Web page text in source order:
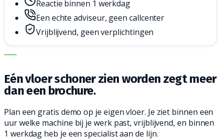
Reactie binnen 1 werkdag
Een echte adviseur, geen callcenter
Vrijblijvend, geen verplichtingen
DE JUISTE MACHINE. DE BESTE SERVICE.
Eén vloer schoner zien worden zegt meer
dan een brochure.
Plan een gratis demo op je eigen vloer. Je ziet binnen een
uur welke machine bij je werk past, vrijblijvend, en binnen
1 werkdag heb je een specialist aan de lijn.